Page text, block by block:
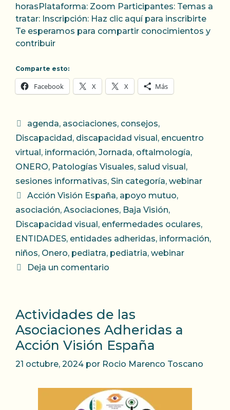
horasPlataforma: Zoom Participantes: Temas a
tratar: Inscripción: Haz clic aquí para inscribirte
Te esperamos para compartir conocimientos y
contribuir
Comparte esto:
Facebook X X Más
Categorías
agenda, asociaciones, consejos,
Discapacidad , discapacidad visual , encuentro
virtual , información, Jornada, oftalmología,
ONERO, Patologías Visuales, salud visual ,
sesiones informativas, Sin categoría, webinar
Etiquetas
Acción Visión España, apoyo mutuo,
asociación, Asociaciones, Baja Visión,
Discapacidad visual , enfermedades oculares,
ENTIDADES, entidades adheridas, información,
niños, Onero, pediatra, pediatria, webinar
Deja un comentario
Actividades de las
Asociaciones Adheridas a
Acción Visión España
21 octubre, 2024 por Rocio Marenco Toscano